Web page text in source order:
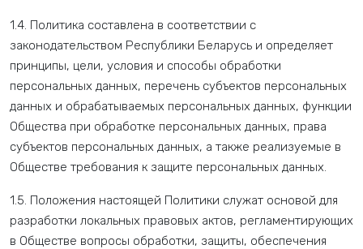
1.4. Политика составлена в соответствии с
законодательством Республики Беларусь и определяет
принципы, цели, условия и способы обработки
персональных данных, перечень субъектов персональных
данных и обрабатываемых персональных данных, функции
Общества при обработке персональных данных, права
субъектов персональных данных, а также реализуемые в
Обществе требования к защите персональных данных.
1.5. Положения настоящей Политики служат основой для
разработки локальных правовых актов, регламентирующих
в Обществе вопросы обработки, защиты, обеспечения